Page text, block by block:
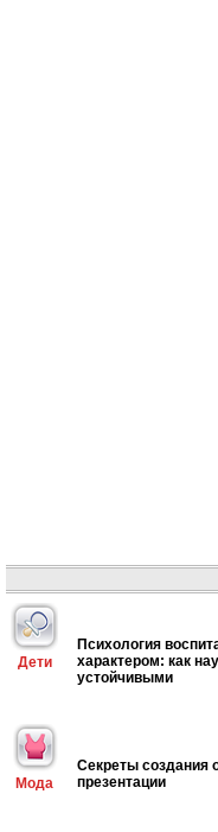
Дети
Психология
характером: как
устойчивыми
Мода
Секреты создания
презентации